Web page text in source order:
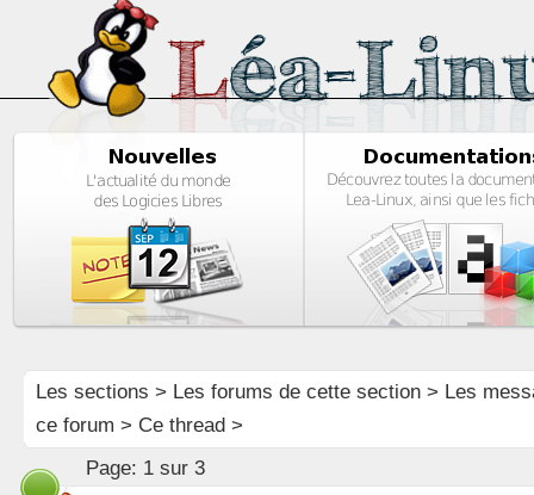
Les sections > Les forums de cette section> Les
ce forum > Ce thread >
Page: 1 sur 3